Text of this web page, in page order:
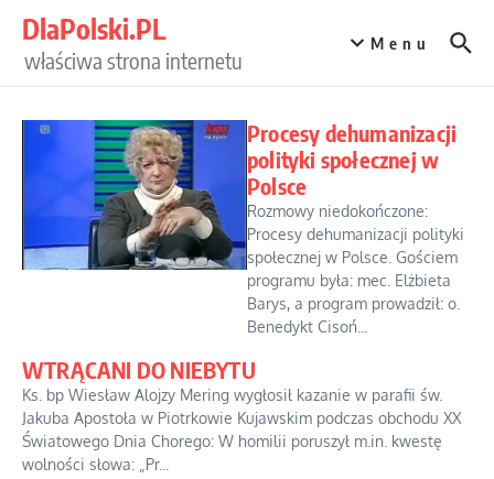
DlaPolski.PL
właściwa strona internetu
Menu
Procesy dehumanizacji
polityki społecznej w
Polsce
Rozmowy niedokończone:
Procesy dehumanizacji polityki
społecznej w Polsce. Gościem
programu była: mec. Elżbieta
Barys, a program prowadził: o.
Benedykt Cisoń...
WTRĄCANI DO NIEBYTU
Ks. bp Wiesław Alojzy Mering wygłosił kazanie w parafii św.
Jakuba Apostoła w Piotrkowie Kujawskim podczas obchodu XX
Światowego Dnia Chorego: W homilii poruszył m.in. kwestę
wolności słowa: „Pr...